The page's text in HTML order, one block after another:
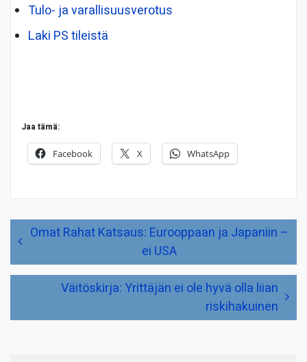
Tulo- ja varallisuusverotus
Laki PS tileistä
Jaa tämä:
Facebook X WhatsApp
Artikkelien
selausOmat Rahat Katsaus: Eurooppaan ja Japaniin –
ei USA
Väitöskirja: Yrittäjän ei ole hyvä olla liian
riskihakuinen